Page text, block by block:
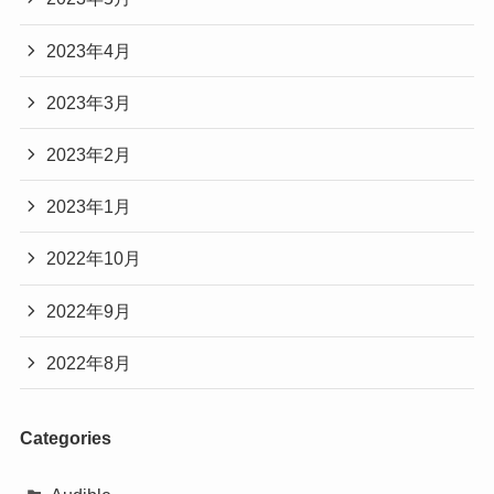
2024年2月
2024年1月
2023年12月
2023年11月
2023年10月
2023年9月
2023年8月